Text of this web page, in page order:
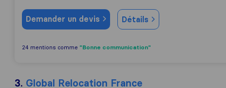
Demander un devis Détails
24 mentions comme "Bonne communication"
3. Global Relocation France